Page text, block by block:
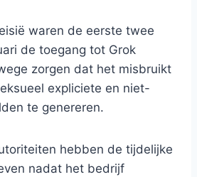
waren de eerste twee
de toegang tot Grok
zorgen dat het misbruikt
expliciete en niet-
te genereren.
hebben de tijdelijke
nadat het bedrijf